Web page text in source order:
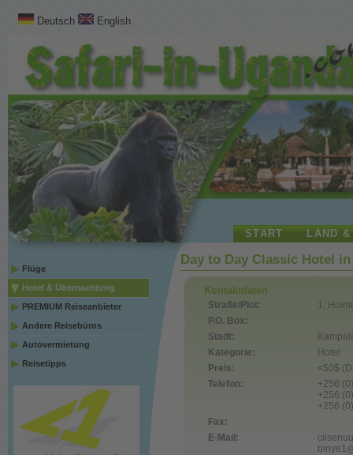
Deutsch English
START LAND
Flüge
Hotel & Übernachtung
PREMIUM Reiseanbieter
Andere Reisebüros
Autovermietung
Reisetipps
Day to Day Classic Hotel
Kontaktdaten
Straße/Plot:
1,
P.O. Box:
Stadt:
Kategorie:
Hotel
Preis:
<50$
Telefon:
+256
+256
+256
Fax:
E-Mail: